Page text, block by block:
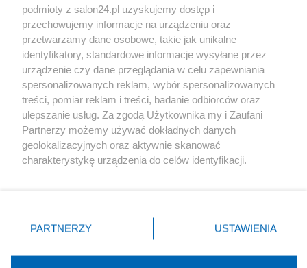
Społeczeństwo
Kultura
X Facebook Instagram Youtube
podmioty z salon24.pl uzyskujemy dostęp i
przechowujemy informacje na urządzeniu oraz
przetwarzamy dane osobowe, takie jak unikalne
identyfikatory, standardowe informacje wysyłane przez
urządzenie czy dane przeglądania w celu zapewniania
spersonalizowanych reklam, wybór spersonalizowanych
treści, pomiar reklam i treści, badanie odbiorców oraz
ulepszanie usług. Za zgodą Użytkownika my i Zaufani
Partnerzy możemy używać dokładnych danych
geolokalizacyjnych oraz aktywnie skanować
charakterystykę urządzenia do celów identyfikacji.
zmienić/wycofać klikając przycisk ustawień prywatności
znajdujący się w lewym dolnym rogu strony
rodzaje przetwarzania danych nie wymagają zgody
PARTNERZY USTAWIENIA